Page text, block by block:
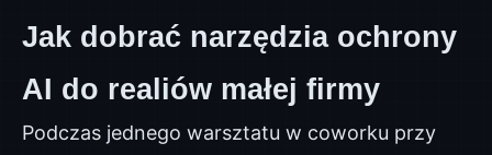
Jak dobrać narzędzia ochrony
AI do realiów małej firmy
Podczas jednego warsztatu w coworku przy